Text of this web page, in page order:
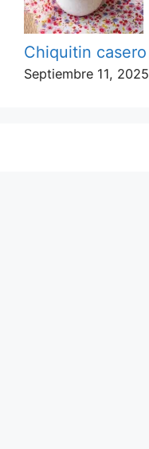
Chiquitin casero
Septiembre 11, 2025